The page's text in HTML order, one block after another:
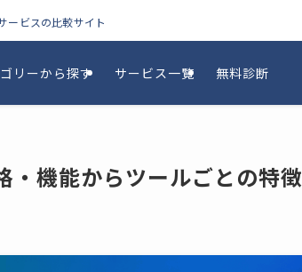
ービスの比較サイト
リーから探す サービス一覧 無料診断
・機能からツールごとの特